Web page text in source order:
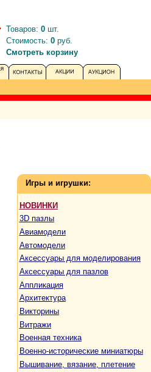
Товаров: 0 шт.
Стоимость: 0 руб.
Смотреть корзину
Игры и игрушки:
НОВИНКИ
3D пазлы
Авиамодели
Автомодели
Аксессуары для моделирования
Аксессуары для пазлов
Аппликация
Архитектура
Викторины
Витражи
Военная техника
Военно-исторические миниатюры
Вышивание, вязание, плетение